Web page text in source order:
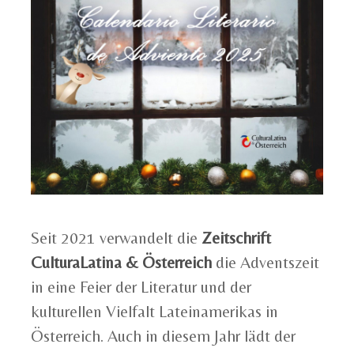
Seit 2021 verwandelt die Zeitschrift
CulturaLatina & Österreich die Adventszeit
in eine Feier der Literatur und der
kulturellen Vielfalt Lateinamerikas in
Österreich. Auch in diesem Jahr lädt der